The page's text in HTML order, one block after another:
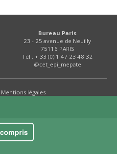
Bureau Paris
23 - 25 avenue de Neuilly
75116 PARIS
Tél : + 33 (0) 1 47 23 48 32
@cet_epi_mepate
Mentions légales